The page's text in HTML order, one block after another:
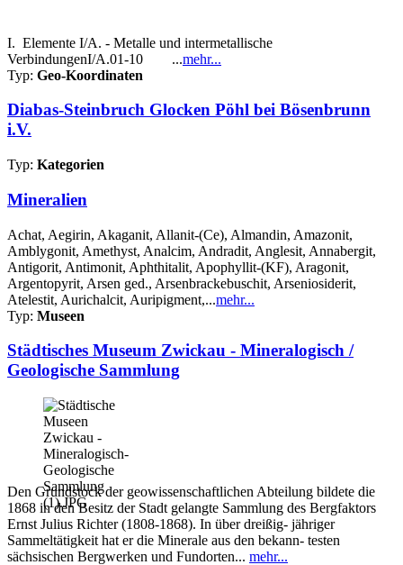
I. Elemente I/A. - Metalle und intermetallische
VerbindungenI/A.01-10 ...mehr...
Typ: Geo-Koordinaten
Diabas-Steinbruch Glocken Pöhl bei Bösenbrunn
i.V.
Typ: Kategorien
Mineralien
Achat, Aegirin, Akaganit, Allanit-(Ce), Almandin, Amazonit,
Amblygonit, Amethyst, Analcim, Andradit, Anglesit, Annabergit,
Antigorit, Antimonit, Aphthitalit, Apophyllit-(KF), Aragonit,
Argentopyrit, Arsen ged., Arsenbrackebuschit, Arseniosiderit,
Atelestit, Aurichalcit, Auripigment,...mehr...
Typ: Museen
Städtisches Museum Zwickau - Mineralogisch /
Geologische Sammlung
Den Grundstock der geowissenschaftlichen Abteilung bildete die
1868 in den Besitz der Stadt gelangte Sammlung des Bergfaktors
Ernst Julius Richter (1808-1868). In über dreißig- jähriger
Sammeltätigkeit hat er die Minerale aus den bekann- testen
sächsischen Bergwerken und Fundorten... mehr...